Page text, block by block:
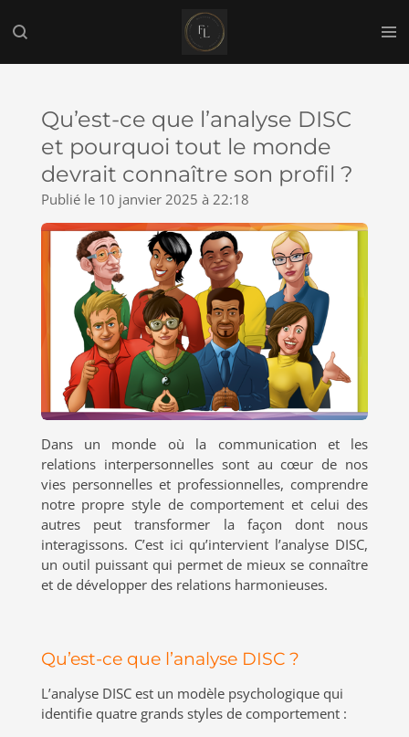
au
Qu’est-ce que l’analyse DISC
et pourquoi tout le monde
devrait connaître son profil ?
Publié le 10 janvier 2025 à 22:18
Dans un monde où la communication et les
relations interpersonnelles sont au cœur de nos
vies personnelles et professionnelles, comprendre
notre propre style de comportement et celui des
autres peut transformer la façon dont nous
interagissons. C’est ici qu’intervient l’analyse DISC,
un outil puissant qui permet de mieux se connaître
et de développer des relations harmonieuses.
Qu’est-ce que l’analyse DISC ?
L’analyse DISC est un modèle psychologique qui
identifie quatre grands styles de comportement :